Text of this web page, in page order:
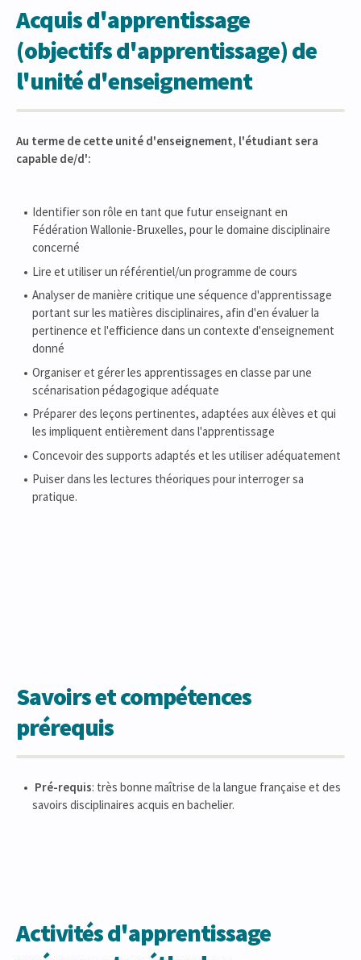
Acquis d'apprentissage
(objectifs d'apprentissage) de
l'unité d'enseignement
Au terme de cette unité d'enseignement, l'étudiant sera
capable de/d':
Identifier son rôle en tant que futur enseignant en
Fédération Wallonie-Bruxelles, pour le domaine disciplinaire
concerné
Lire et utiliser un référentiel/un programme de cours
Analyser de manière critique une séquence d'apprentissage
portant sur les matières disciplinaires, afin d'en évaluer la
pertinence et l'efficience dans un contexte d'enseignement
donné
Organiser et gérer les apprentissages en classe par une
scénarisation pédagogique adéquate
Préparer des leçons pertinentes, adaptées aux élèves et qui
les impliquent entièrement dans l'apprentissage
Concevoir des supports adaptés et les utiliser adéquatement
Puiser dans les lectures théoriques pour interroger sa
pratique.
Savoirs et compétences
prérequis
Pré-requis: très bonne maîtrise de la langue française et des
savoirs disciplinaires acquis en bachelier.
Activités d'apprentissage